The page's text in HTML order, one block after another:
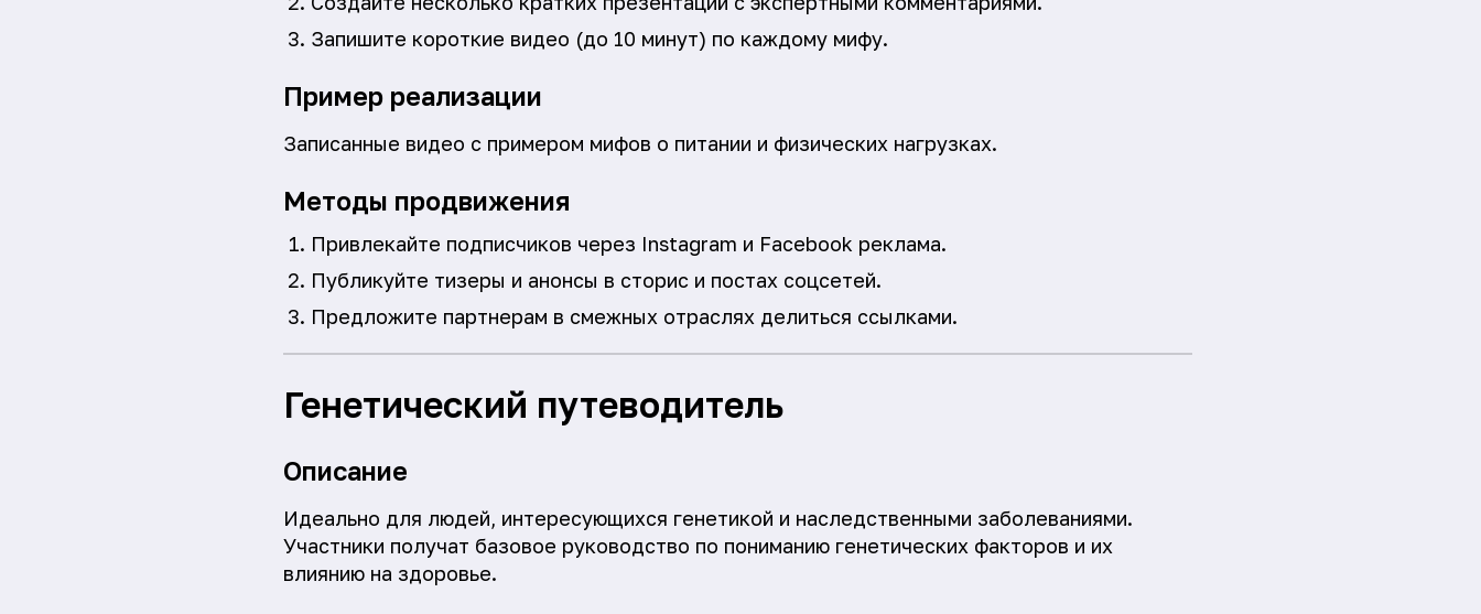
Запишите короткие видео (до 10 минут) по каждому мифу.
Пример реализации
Записанные видео с примером мифов о питании и физических нагрузках.
Методы продвижения
Привлекайте подписчиков через Instagram и Facebook реклама.
Публикуйте тизеры и анонсы в сторис и постах соцсетей.
Предложите партнерам в смежных отраслях делиться ссылками.
Генетический путеводитель
Описание
Идеально для людей, интересующихся генетикой и наследственными заболеваниями.
Участники получат базовое руководство по пониманию генетических факторов и их
влиянию на здоровье.